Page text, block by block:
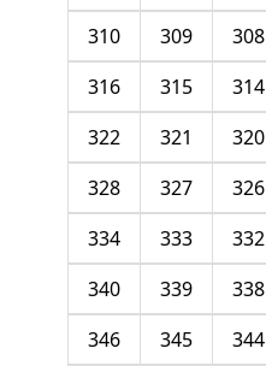
308
309
310
314
315
316
320
321
322
326
327
328
332
333
334
338
339
340
344
345
346